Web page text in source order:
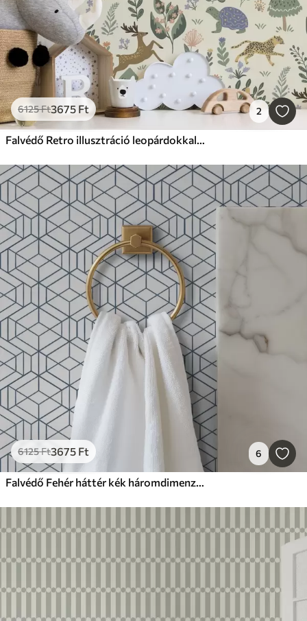
6125Ft3675 Ft 2
Falvédő Retro illusztráció leopárdokkal, fákkal és szarvasokkal
6125Ft3675 Ft 6
Falvédő Fehér háttér kék háromdimenziós geometriai kockákkal